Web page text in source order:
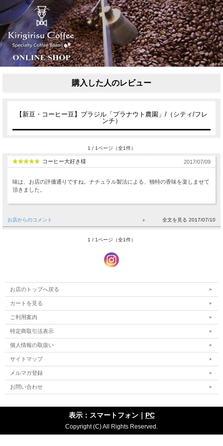
購入した人のレビュー
【新豆・コーヒー豆】ブラジル「プラナウト農園」/（シティ/フレ
ンチ）
1 / 1ページ（全1件）
コーヒー大好き様 2017/07/09
味は、お店の評価通りですね。ナチュラル製法による、独特の香味を楽しませて
頂きました。
お店からのコメント 2017/07/10
1 / 1ページ（全1件）
お店のトップへ戻る
カートを見る
ご利用案内
特定商取引法表示
個人情報の取扱い
サイトマップ
メルマガ登録
お問い合わせ
表示：スマートフォン｜ PC
Copyright (C) All Rights Reserved.